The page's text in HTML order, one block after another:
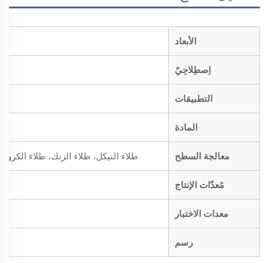
الأبعاد
اِصطِلاحِيّ
التطبيقات
المادة
معالجة السطح طلاء النيكل، طلاء الزنك، طلاء
مُعدّات الإنتاج
معدات الاختبار
رسم